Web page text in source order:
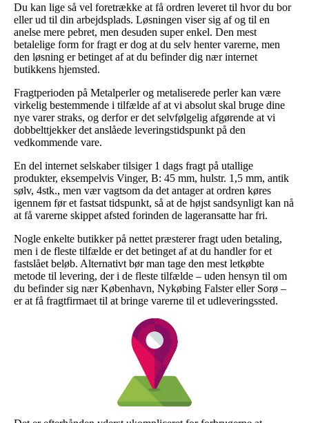
Du kan lige så vel foretrække at få ordren leveret til hvor du bor
eller ud til din arbejdsplads. Løsningen viser sig af og til en
anelse mere pebret, men desuden super enkel. Den mest
betalelige form for fragt er dog at du selv henter varerne, men
den løsning er betinget af at du befinder dig nær internet
butikkens hjemsted.
Fragtperioden på Metalperler og metaliserede perler kan være
virkelig bestemmende i tilfælde af at vi absolut skal bruge dine
nye varer straks, og derfor er det selvfølgelig afgørende at vi
dobbelttjekker det anslåede leveringstidspunkt på den
vedkommende vare.
En del internet selskaber tilsiger 1 dags fragt på utallige
produkter, eksempelvis Vinger, B: 45 mm, hulstr. 1,5 mm, antik
sølv, 4stk., men vær vagtsom da det antager at ordren køres
igennem før et fastsat tidspunkt, så at de højst sandsynligt kan nå
at få varerne skippet afsted forinden de lageransatte har fri.
Nogle enkelte butikker på nettet præsterer fragt uden betaling,
men i de fleste tilfælde er det betinget af at du handler for et
fastslået beløb. Alternativt bør man tage den mest letkøbte
metode til levering, der i de fleste tilfælde – uden hensyn til om
du befinder sig nær København, Nykøbing Falster eller Sorø –
er at få fragtfirmaet til at bringe varerne til et udleveringssted.